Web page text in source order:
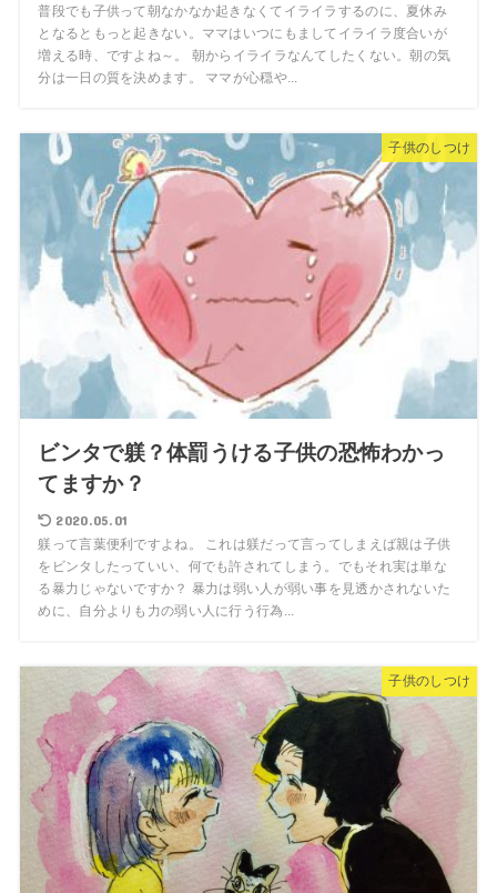
普段でも子供って朝なかなか起きなくてイライラするのに、夏休み
となるともっと起きない。ママはいつにもましてイライラ度合いが
増える時、ですよね～。 朝からイライラなんてしたくない。朝の気
分は一日の質を決めます。 ママが心穏や...
子供のしつけ
ビンタで躾？体罰うける子供の恐怖わかっ
てますか？
2020.05.01
躾って言葉便利ですよね。 これは躾だって言ってしまえば親は子供
をビンタしたっていい、何でも許されてしまう。でもそれ実は単な
る暴力じゃないですか？ 暴力は弱い人が弱い事を見透かされないた
めに、自分よりも力の弱い人に行う行為...
子供のしつけ